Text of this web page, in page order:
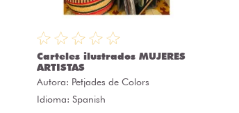
Carteles ilustrados MUJERES
ARTISTAS
Autora: Petjades de Colors
Idioma: Spanish